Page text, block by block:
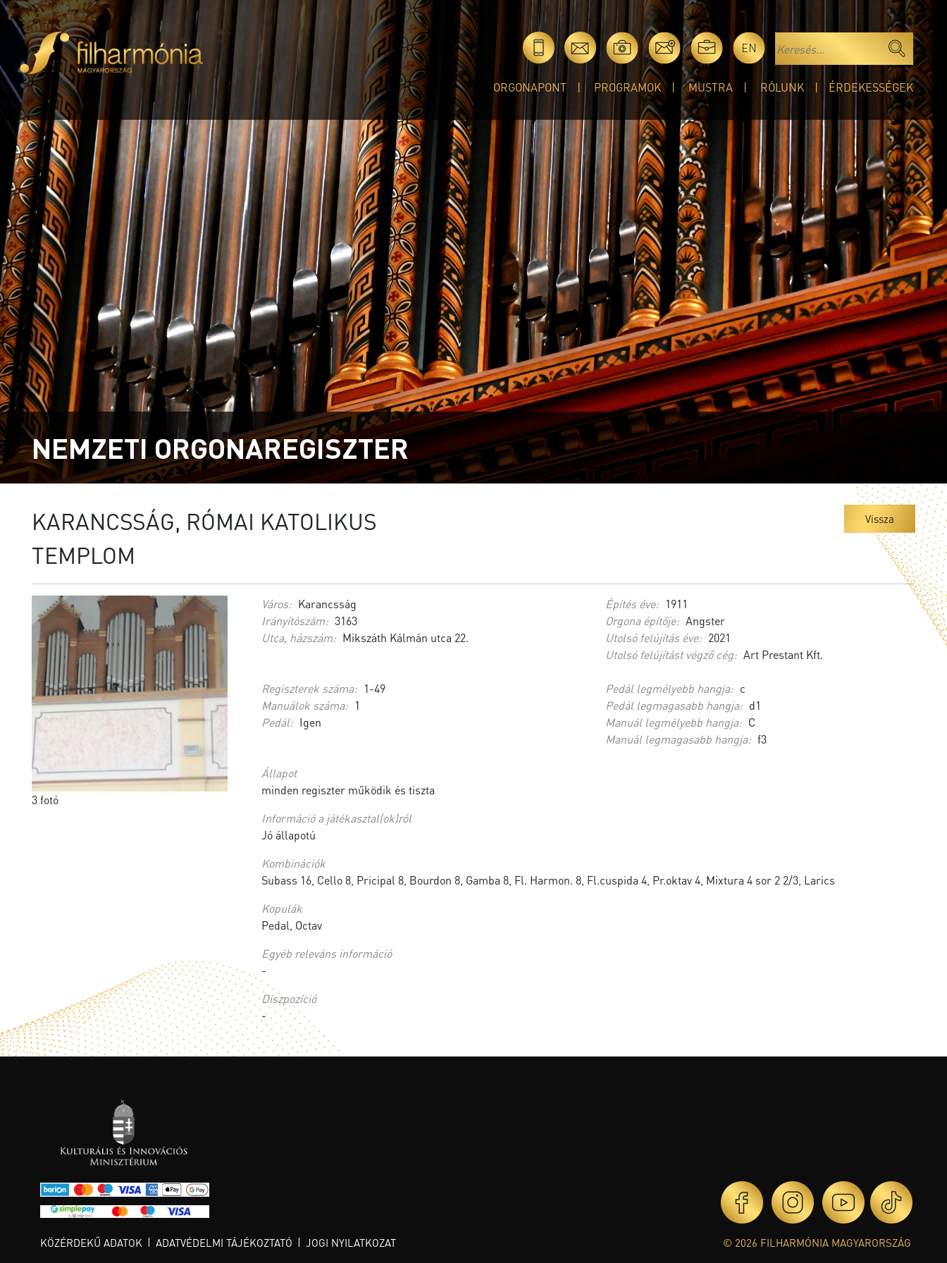
EN
ORGONAPONT PROGRAMOK MUSTRA RÓLUNK ÉRDEKESSÉGEK
NEMZETI ORGONAREGISZTER
KARANCSSÁG, RÓMAI KATOLIKUS
TEMPLOM
Vissza
3 fotó
Város: Karancsság
Irányítószám: 3163
Utca, házszám: Mikszáth Kálmán utca 22.
Építés éve: 1911
Orgona építője: Angster
Utolsó felújítás éve: 2021
Utolsó felújítást végző cég: Art Prestant Kft.
Regiszterek száma: 1-49
Manuálok száma: 1
Pedál: Igen
Pedál legmélyebb hangja: c
Pedál legmagasabb hangja: d1
Manuál legmélyebb hangja: C
Manuál legmagasabb hangja: f3
Állapot
minden regiszter működik és tiszta
Információ a játékasztal(ok)ról
Jó állapotú
Kombinációk
Subass 16, Cello 8, Pricipal 8, Bourdon 8, Gamba 8, Fl. Harmon. 8, Fl.cuspida 4, Pr.oktav 4, Mixtura 4 sor 2 2/3, Larics
Kopulák
Pedal, Octav
Egyéb releváns információ
-
Diszpozíció
-
KÖZÉRDEKŰ ADATOK ADATVÉDELMI TÁJÉKOZTATÓ JOGI NYILATKOZAT © 2026 FILHARMÓNIA MAGYARORSZÁG